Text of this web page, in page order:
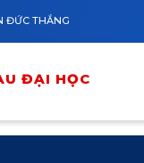
ĐỨC THẮNG
ĐẠI HỌC